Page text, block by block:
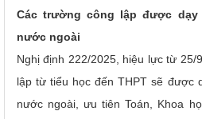
Các trường công lập được
nước ngoài
Nghị định 222/2025, hiệu lực từ 25/
lập từ tiểu học đến THPT sẽ được
nước ngoài, ưu tiên Toán, Khoa